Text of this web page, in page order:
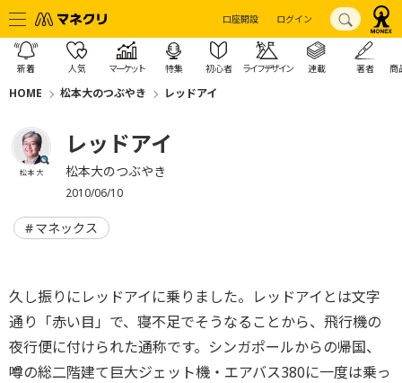
口座開設 ログイン
新着 人気 マーケット 特集 初心者 ライフデザイン 連載 著者 商
HOME 松本大のつぶやき レッドアイ
松本 大
レッドアイ
松本大のつぶやき
2010/06/10
マネックス
久し振りにレッドアイに乗りました。レッドアイとは文字
通り「赤い目」で、寝不足でそうなることから、飛行機の
夜行便に付けられた通称です。シンガポールからの帰国、
噂の総二階建て巨大ジェット機・エアバス380に一度は乗っ